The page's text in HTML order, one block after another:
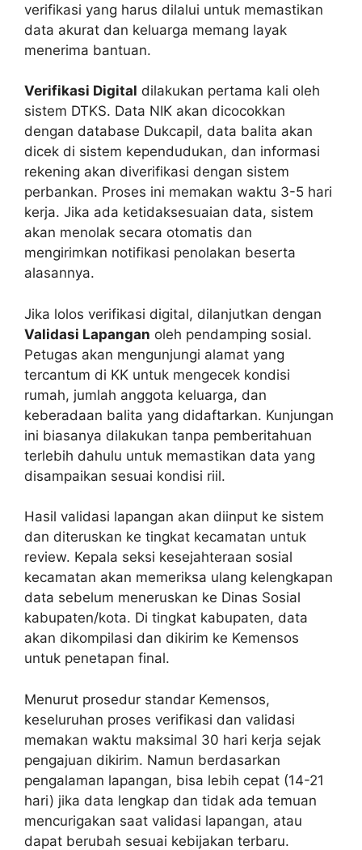
verifikasi yang harus dilalui untuk memastikan
data akurat dan keluarga memang layak
menerima bantuan.
Verifikasi Digital dilakukan pertama kali oleh
sistem DTKS. Data NIK akan dicocokkan
dengan database Dukcapil, data balita akan
dicek di sistem kependudukan, dan informasi
rekening akan diverifikasi dengan sistem
perbankan. Proses ini memakan waktu 3-5 hari
kerja. Jika ada ketidaksesuaian data, sistem
akan menolak secara otomatis dan
mengirimkan notifikasi penolakan beserta
alasannya.
Jika lolos verifikasi digital, dilanjutkan dengan
Validasi Lapangan oleh pendamping sosial.
Petugas akan mengunjungi alamat yang
tercantum di KK untuk mengecek kondisi
rumah, jumlah anggota keluarga, dan
keberadaan balita yang didaftarkan. Kunjungan
ini biasanya dilakukan tanpa pemberitahuan
terlebih dahulu untuk memastikan data yang
disampaikan sesuai kondisi riil.
Hasil validasi lapangan akan diinput ke sistem
dan diteruskan ke tingkat kecamatan untuk
review. Kepala seksi kesejahteraan sosial
kecamatan akan memeriksa ulang kelengkapan
data sebelum meneruskan ke Dinas Sosial
kabupaten/kota. Di tingkat kabupaten, data
akan dikompilasi dan dikirim ke Kemensos
untuk penetapan final.
Menurut prosedur standar Kemensos,
keseluruhan proses verifikasi dan validasi
memakan waktu maksimal 30 hari kerja sejak
pengajuan dikirim. Namun berdasarkan
pengalaman lapangan, bisa lebih cepat (14-21
hari) jika data lengkap dan tidak ada temuan
mencurigakan saat validasi lapangan, atau
dapat berubah sesuai kebijakan terbaru.